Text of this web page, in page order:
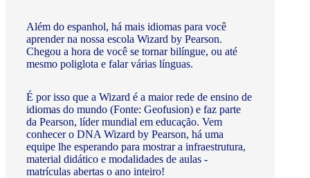
Além do espanhol, há mais idiomas para você
aprender na nossa escola Wizard by Pearson.
Chegou a hora de você se tornar bilíngue, ou até
mesmo poliglota e falar várias línguas.
É por isso que a Wizard é a maior rede de ensino de
idiomas do mundo (Fonte: Geofusion) e faz parte
da Pearson, líder mundial em educação. Vem
conhecer o DNA Wizard by Pearson, há uma
equipe lhe esperando para mostrar a infraestrutura,
material didático e modalidades de aulas -
matrículas abertas o ano inteiro!